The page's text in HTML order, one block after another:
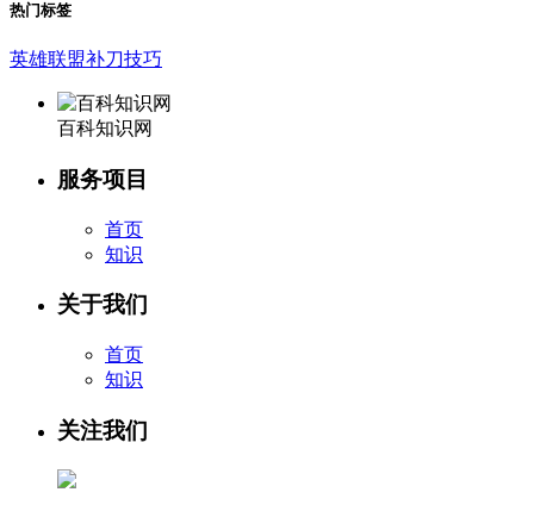
热门标签
英雄联盟补刀技巧
百科知识网
服务项目
首页
知识
关于我们
首页
知识
关注我们